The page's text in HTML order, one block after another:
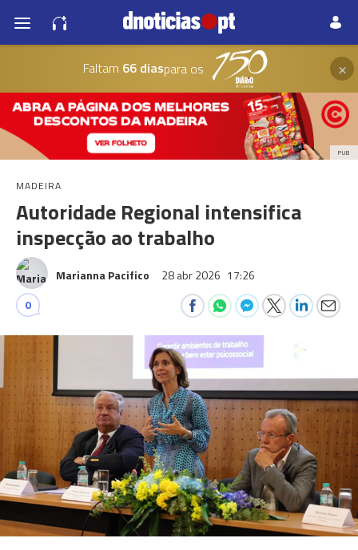
Faltam 66 diaspara os ×
PUB
MADEIRA
Autoridade Regional intensifica
inspecção ao trabalho
Marianna Pacifico 28 abr 2026 17:26
0